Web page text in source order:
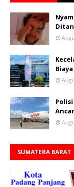
SUMATERA BARAT